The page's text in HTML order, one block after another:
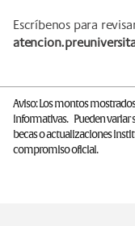
Escríbenos para
Aviso: Los montos
informativas. Pueden variar
becas o actualizaciones
compromiso oficial.